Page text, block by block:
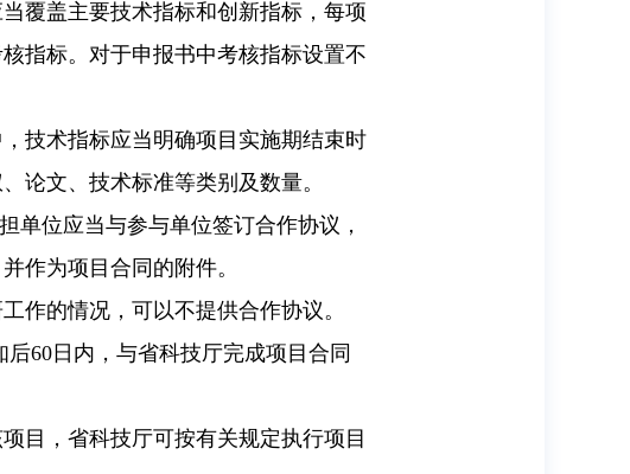
覆盖主要技术指标和创新指标，每项
指标。对于申报书中考核指标设置不
技术指标应当明确项目实施期结束时
论文、技术标准等类别及数量。
单位应当与参与单位签订合作协议，
作为项目合同的附件。
作的情况，可以不提供合作协议。
60日内，与省科技厅完成项目合同
目，省科技厅可按有关规定执行项目